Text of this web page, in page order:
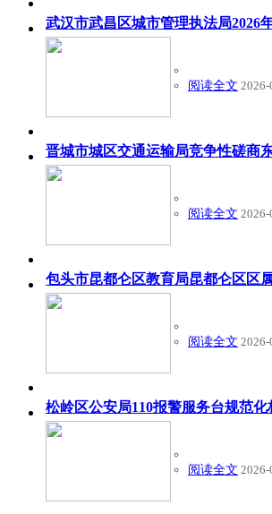
武汉市武昌区城市管理执法局2026
阅读全文 2026-
晋城市城区交通运输局竞争性磋商
阅读全文 2026-
包头市昆都仑区教育局昆都仑区区
阅读全文 2026-
松岭区公安局110报警服务台规范
阅读全文 2026-